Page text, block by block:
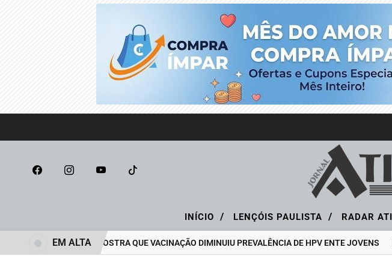
INÍCIO / LENÇÓIS PAULISTA / RADAR
PESQUISA MOSTRA QUE VACINAÇÃO DIMINUIU PREVALÊNCIA DE HPV ENTE JOVENS
EM ALTA